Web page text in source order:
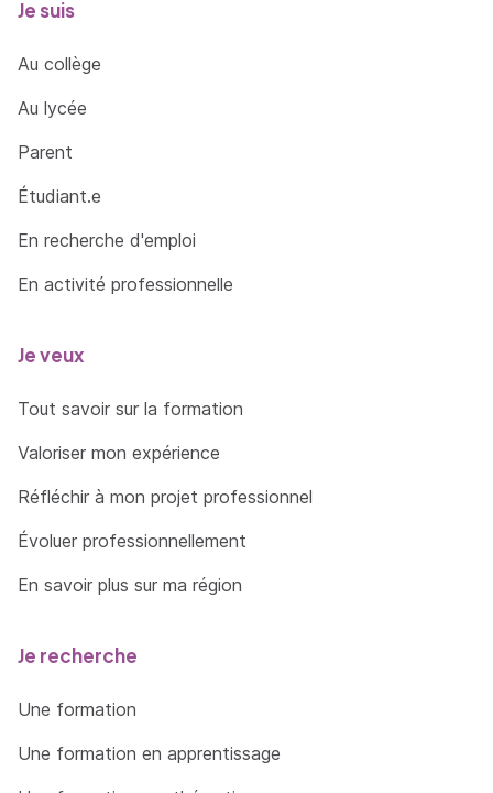
Je suis
Au collège
Au lycée
Parent
Étudiant.e
En recherche d'emploi
En activité professionnelle
Je veux
Tout savoir sur la formation
Valoriser mon expérience
Réfléchir à mon projet professionnel
Évoluer professionnellement
En savoir plus sur ma région
Je recherche
Une formation
Une formation en apprentissage